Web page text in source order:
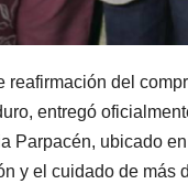
reafirmación del
entregó
Parpacén, ubicado
y el cuidado de